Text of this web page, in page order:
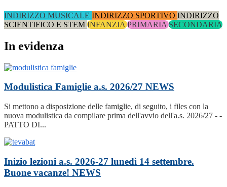
INDIRIZZO MUSICALE INDIRIZZO SPORTIVO INDIRIZZO
SCIENTIFICO E STEM INFANZIAPRIMARIASECONDARIA
In evidenza
Modulistica Famiglie a.s. 2026/27 NEWS
Si mettono a disposizione delle famiglie, di seguito, i files con la
nuova modulistica da compilare prima dell'avvio dell'a.s. 2026/27 - -
PATTO DI...
Inizio lezioni a.s. 2026-27 lunedì 14 settembre.
Buone vacanze! NEWS